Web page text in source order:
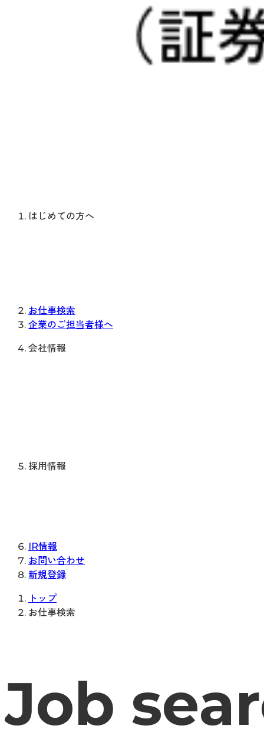
はじめての方へ
お仕事検索
企業のご担当者様へ
会社情報
採用情報
IR情報
お問い合わせ
新規登録
トップ
お仕事検索
Job